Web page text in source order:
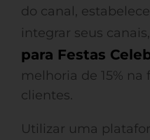
do canal,
integrar seus
para Festas
melhoria de 15% na
clientes.
Utilizar uma